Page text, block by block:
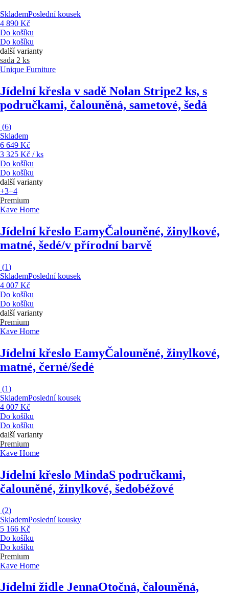
SklademPoslední kousek
4 890 Kč
Do košíku
Do košíku
další varianty
sada 2 ks
Unique Furniture
Jídelní křesla v sadě Nolan Stripe2 ks, s
područkami, čalouněná, sametové, šedá
(6)
Skladem
6 649 Kč
3 325 Kč / ks
Do košíku
Do košíku
další varianty
+3+4
Premium
Kave Home
Jídelní křeslo EamyČalouněné, žinylkové,
matné, šedé/v přírodní barvě
(1)
SklademPoslední kousek
4 007 Kč
Do košíku
Do košíku
další varianty
Premium
Kave Home
Jídelní křeslo EamyČalouněné, žinylkové,
matné, černé/šedé
(1)
SklademPoslední kousek
4 007 Kč
Do košíku
Do košíku
další varianty
Premium
Kave Home
Jídelní křeslo MindaS područkami,
čalouněné, žinylkové, šedobéžové
(2)
SklademPoslední kousky
5 166 Kč
Do košíku
Do košíku
Premium
Kave Home
Jídelní židle JennaOtočná, čalouněná,